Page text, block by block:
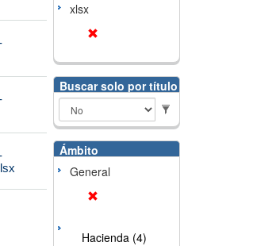
xlsx
Buscar solo por título
Ámbito
General
Hacienda (4)